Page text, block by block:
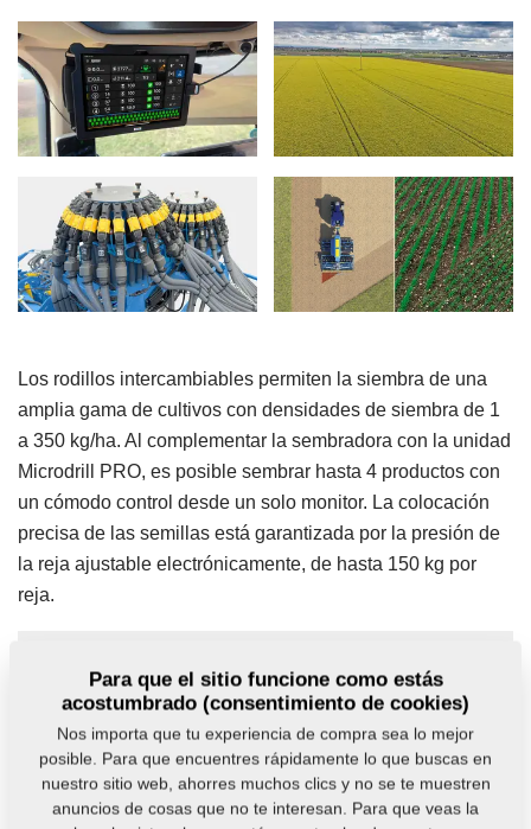
Los rodillos intercambiables permiten la siembra de una
amplia gama de cultivos con densidades de siembra de 1
a 350 kg/ha. Al complementar la sembradora con la unidad
Microdrill PRO, es posible sembrar hasta 4 productos con
un cómodo control desde un solo monitor. La colocación
precisa de las semillas está garantizada por la presión de
la reja ajustable electrónicamente, de hasta 150 kg por
reja.
Para que el sitio funcione como estás
acostumbrado (consentimiento de cookies)
Nos importa que tu experiencia de compra sea lo mejor
posible. Para que encuentres rápidamente lo que buscas en
nuestro sitio web, ahorres muchos clics y no se te muestren
anuncios de cosas que no te interesan. Para que veas la